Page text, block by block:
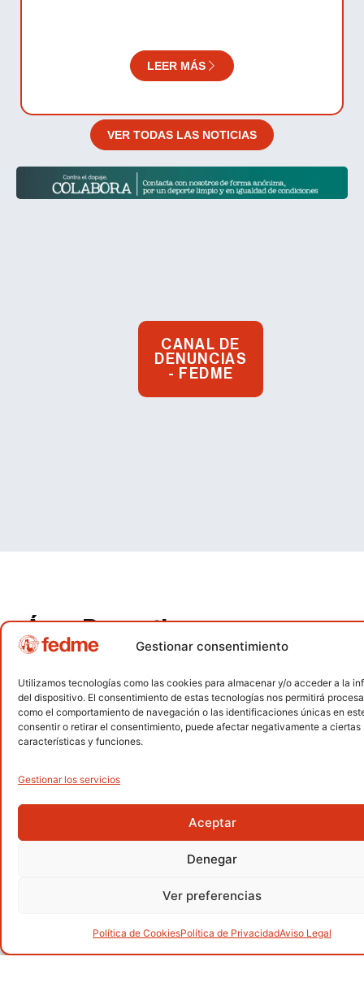
Gestionar consentimiento
Utilizamos tecnologías como las cookies para almacenar y/o acceder a la
del dispositivo. El consentimiento de estas tecnologías nos permitirá
como el comportamiento de navegación o las identificaciones únicas en
consentir o retirar el consentimiento, puede afectar negativamente a ciertas
características y funciones.
Gestionar los servicios
Aceptar
Denegar
Ver preferencias
Política de CookiesPolítica de PrivacidadAviso Legal
LEER MÁS
VER TODAS LAS NOTICIAS
CANAL DE
DENUNCIAS
- FEDME
Área Deportiva
Senderismo
.
Barranquismo
.